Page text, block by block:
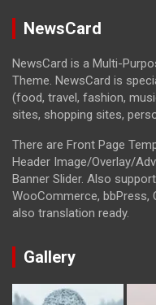
NewsCard
NewsCard is a Multi-
Theme. NewsCard is
(food, travel, fashion,
sites, shopping sites,
There are Front Page
Header Image/Overlay/
Banner Slider. Also
WooCommerce, bbPress,
also translation ready.
Gallery